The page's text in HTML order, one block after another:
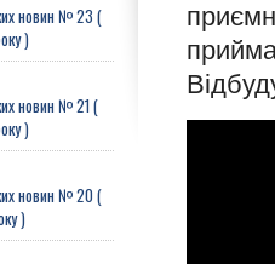
новин № 23 (
)
новин № 21 (
)
новин № 20 (
)